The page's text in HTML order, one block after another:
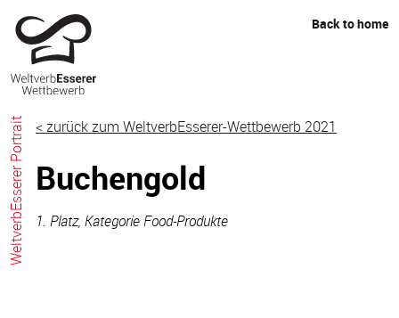
content
Back to home
WeltverbEsserer Portrait < zurück zum WeltverbEsserer-Wettbewerb 2021
Buchengold
1. Platz, Kategorie Food-Produkte